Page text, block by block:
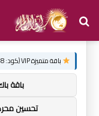
بحث
عن
توصيات :
باقة متميزة VIP (كود: AA11138):
باقة
تحسين